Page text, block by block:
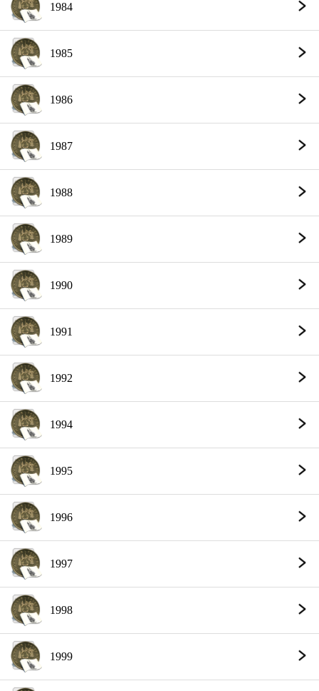
1984
1985
1986
1987
1988
1989
1990
1991
1992
1994
1995
1996
1997
1998
1999